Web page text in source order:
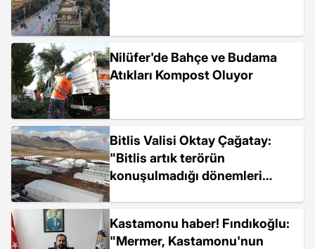
Nilüfer'de Bahçe ve Budama
Atıkları Kompost Oluyor
Bitlis Valisi Oktay Çağatay:
"Bitlis artık terörün
konuşulmadığı dönemleri
Kastamonu haber! Fındıkoğlu:
"Mermer, Kastamonu'nun